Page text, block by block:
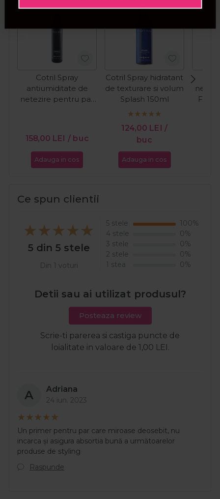
Cotril Spray
antiumiditate de
netezire pentru par
158,00 LEI / buc
Adauga in cos
Cotril Spray hidratant
de texturare si volum
Splash 150ml
124,00 LEI /
buc
Adauga in cos
Fairy
Ce spun clientii
5 din 5 stele
Din 1 voturi
5 stele
100%
4 stele
0%
3 stele
0%
2 stele
0%
1 stea
0%
Detii sau ai utilizat produsul?
Posteaza review
Scrie-ti parerea si castiga puncte de
loialitate in valoare de 1,00 LEI.
A Adriana
24 iun. 2023
Un primer pentru par care miroase deosebit, nu
incarca și asigura absortia bună a următoarelor
produse de styling
Raspunde